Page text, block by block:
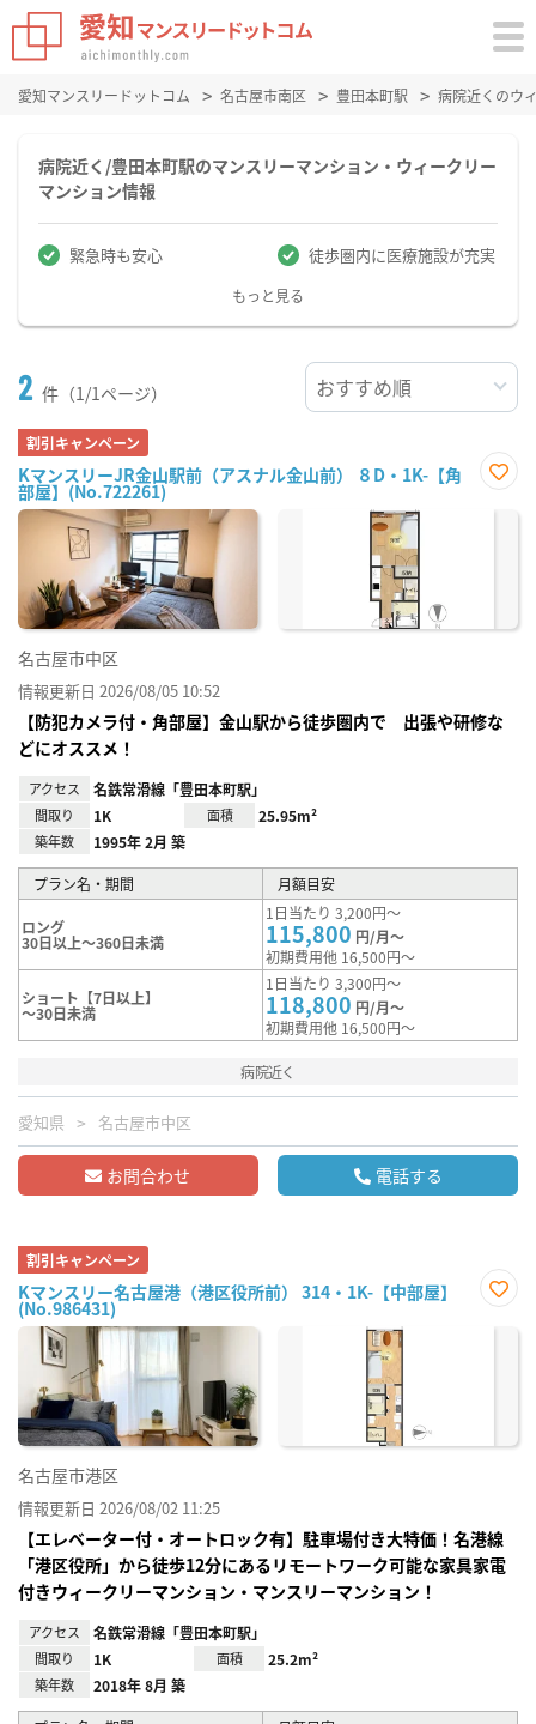
愛知マンスリードットコム 名古屋市南区 豊田本町駅 病院近くのウ
病院近く/豊田本町駅のマンスリーマンション・ウィークリー
マンション情報
緊急時も安心 徒歩圏内に医療施設が充実
もっと見る
2 件（1/1ページ）
割引キャンペーン
KマンスリーJR金山駅前（アスナル金山前） ８D・1K-【角
部屋】(No.722261)
に入
名古屋市中区
情報更新日 2026/08/05 10:52
【防犯カメラ付・角部屋】金山駅から徒歩圏内で 出張や研修な
どにオススメ！
アクセス 名鉄常滑線「豊田本町駅」
間取り 1K 面積 25.95m²
築年数 1995年 2月 築
プラン名・期間 月額目安
ロング
30日以上～360日未満
1日当たり 3,200円～
115,800 円/月～
初期費用他 16,500円～
ショート【7日以上】
～30日未満
1日当たり 3,300円～
118,800 円/月～
初期費用他 16,500円～
病院近く
愛知県 名古屋市中区
お問合わせ 電話する
割引キャンペーン
Kマンスリー名古屋港（港区役所前） 314・1K-【中部屋】
(No.986431)
に入
名古屋市港区
情報更新日 2026/08/02 11:25
【エレベーター付・オートロック有】駐車場付き大特価！名港線
「港区役所」から徒歩12分にあるリモートワーク可能な家具家電
付きウィークリーマンション・マンスリーマンション！
アクセス 名鉄常滑線「豊田本町駅」
間取り 1K 面積 25.2m²
築年数 2018年 8月 築